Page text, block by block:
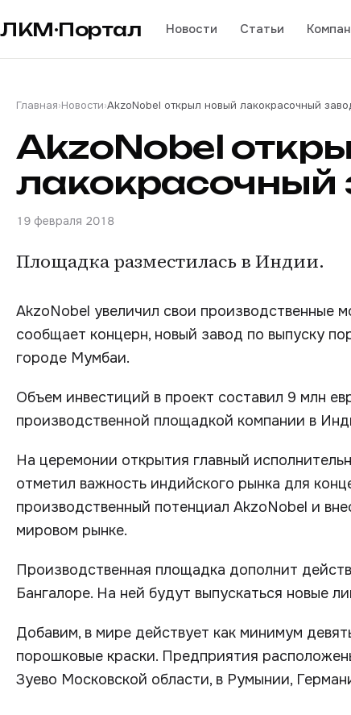
ЛКМ·Портал Новости Статьи
Главная›Новости›AkzoNobel открыл новый лакокрасочный
AkzoNobel
лакокрасочный
19 февраля 2018
Площадка разместилась в Индии.
AkzoNobel увеличил свои
сообщает концерн, новый завод по выпуску
городе Мумбаи.
Объем инвестиций в проект составил 9 млн
производственной площадкой компании в
На церемонии открытия главный
отметил важность индийского рынка для
производственный потенциал AkzoNobel и
мировом рынке.
Производственная площадка дополнит
Бангалоре. На ней будут выпускаться новые
Добавим, в мире действует как минимум
порошковые краски. Предприятия
Зуево Московской области, в Румынии,